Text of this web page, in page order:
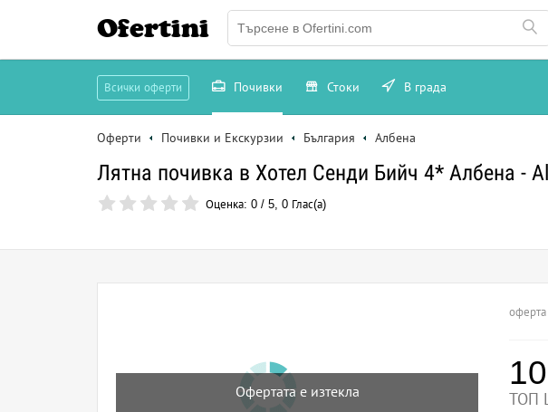
Ofertini
Всички оферти Почивки Стоки В града
Оферти Почивки и Екскурзии България Албена
Лятна почивка в Хотел Сенди Бийч 4* Албена -
Оценка: 0 / 5, 0 Глас(а)
Офертата е изтекла
оферта
ТОП